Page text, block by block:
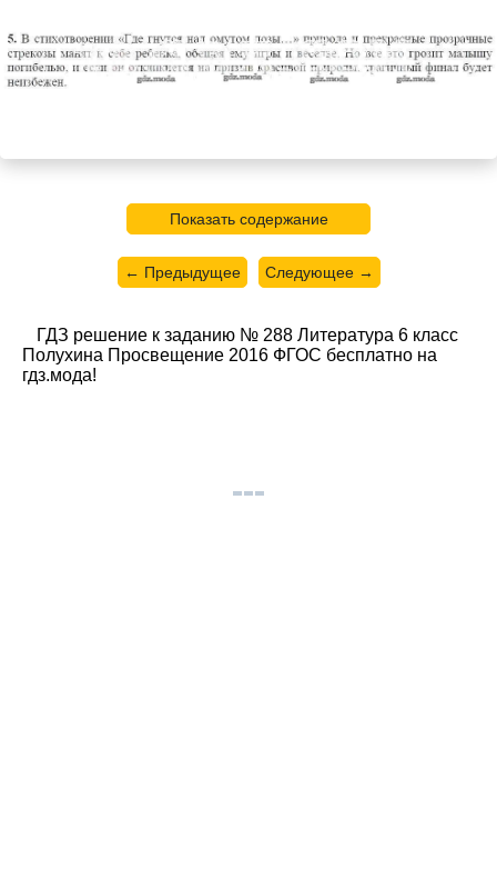
Показать содержание
← Предыдущее Следующее →
ГДЗ решение к заданию № 288 Литература 6 класс
Полухина Просвещение 2016 ФГОС бесплатно на
гдз.мода!